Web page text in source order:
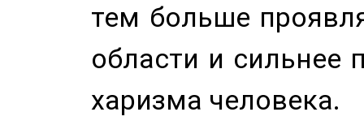
тем больше
области и сильнее
харизма человека.